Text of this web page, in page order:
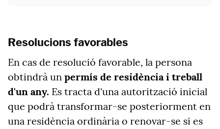
Resolucions favorables
En cas de resolució favorable, la persona
obtindrà un permís de residència i treball
d'un any. Es tracta d'una autorització inicial
que podrà transformar-se posteriorment en
una residència ordinària o renovar-se si es